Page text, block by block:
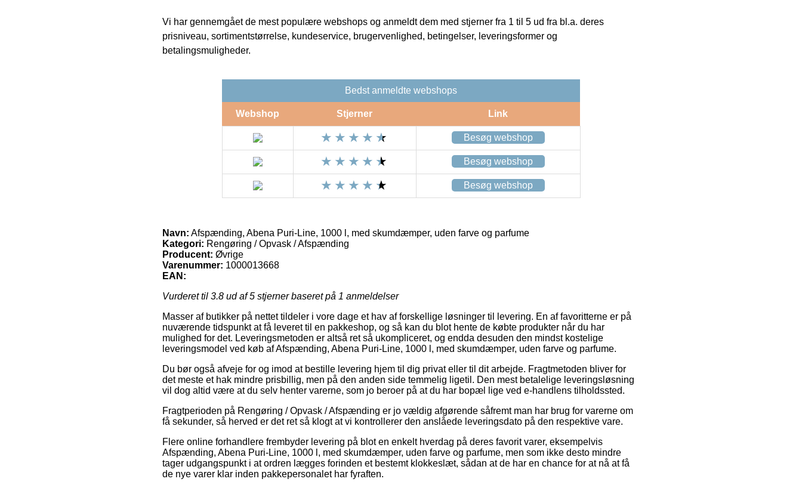
Vi har gennemgået de mest populære webshops og anmeldt dem med stjerner fra 1 til 5 ud fra bl.a. deres
prisniveau, sortimentstørrelse, kundeservice, brugervenlighed, betingelser, leveringsformer og
betalingsmuligheder.
Bedst anmeldte webshops
Webshop Stjerner Link
Besøg webshop
Besøg webshop
Besøg webshop
Navn: Afspænding, Abena Puri-Line, 1000 l, med skumdæmper, uden farve og parfume
Kategori: Rengøring / Opvask / Afspænding
Producent: Øvrige
Varenummer: 1000013668
EAN:
Vurderet til 3.8 ud af 5 stjerner baseret på 1 anmeldelser
Masser af butikker på nettet tildeler i vore dage et hav af forskellige løsninger til levering. En af favoritterne er på
nuværende tidspunkt at få leveret til en pakkeshop, og så kan du blot hente de købte produkter når du har
mulighed for det. Leveringsmetoden er altså ret så ukompliceret, og endda desuden den mindst kostelige
leveringsmodel ved køb af Afspænding, Abena Puri-Line, 1000 l, med skumdæmper, uden farve og parfume.
Du bør også afveje for og imod at bestille levering hjem til dig privat eller til dit arbejde. Fragtmetoden bliver for
det meste et hak mindre prisbillig, men på den anden side temmelig ligetil. Den mest betalelige leveringsløsning
vil dog altid være at du selv henter varerne, som jo beroer på at du har bopæl lige ved e-handlens tilholdssted.
Fragtperioden på Rengøring / Opvask / Afspænding er jo vældig afgørende såfremt man har brug for varerne om
få sekunder, så herved er det ret så klogt at vi kontrollerer den anslåede leveringsdato på den respektive vare.
Flere online forhandlere frembyder levering på blot en enkelt hverdag på deres favorit varer, eksempelvis
Afspænding, Abena Puri-Line, 1000 l, med skumdæmper, uden farve og parfume, men som ikke desto mindre
tager udgangspunkt i at ordren lægges forinden et bestemt klokkeslæt, sådan at de har en chance for at nå at få
de nye varer klar inden pakkepersonalet har fyraften.